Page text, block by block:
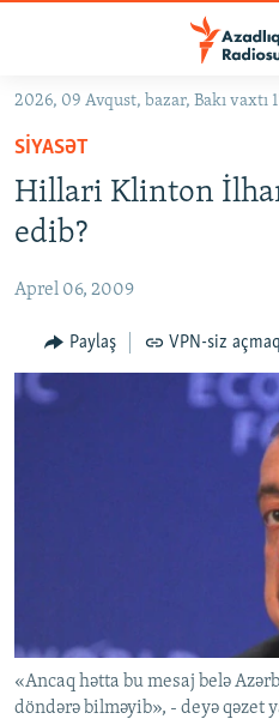
Əsas
qayıt
Əsas
naviqasiyaya
qayıt
Axtarışa
keç
GÜNDƏM
#İZAHLA
KORRUPSIOMETR
FƏRQƏ BAX
QANUNI DOĞRU
ARAŞDIRMA
AZƏRBAYCAN ƏDƏBIYYATI
İZ - MƏDƏNIYYƏT PROQRAMI
PEŞƏ ETIKASI VƏ JURNALISTIKA
MATERIALLARIMIZDAN ISTIFADƏ
AZADLIQRADIOSU MOBIL
RFE/RL-in bütün saytları
2026, 09 Avqust, bazar, Bakı vaxtı
SIYASƏT
Hillari Klinton
edib?
Aprel 06, 2009
Paylaş VPN-siz açmaq
«Ancaq hətta bu mesaj belə
döndərə bilməyib», - deyə qəzet